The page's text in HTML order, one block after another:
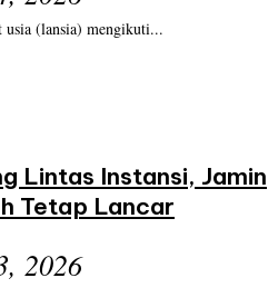
(lansia) mengikuti...
Lintas Instansi, Jamin
Tetap Lancar
2026